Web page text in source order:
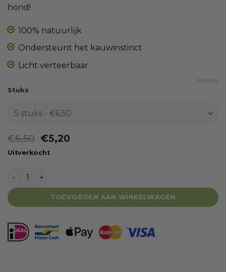
hond!
100% natuurlijk
Ondersteunt het kauwinstinct
Licht verteerbaar
Stuks
WISSEN
€6,50 Oorspronkelijke
prijs
was:
€5,20Huidige
Uitverkocht
Natuurlijke Varkensoren aantal
TOEVOEGEN AAN WINKELWAGEN